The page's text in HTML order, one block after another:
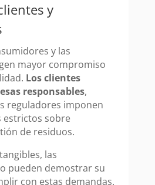
y
y las
mayor compromiso
Los clientes
responsables,
reguladores imponen
estrictos sobre
de residuos.
las
pueden demostrar su
con estas demandas.